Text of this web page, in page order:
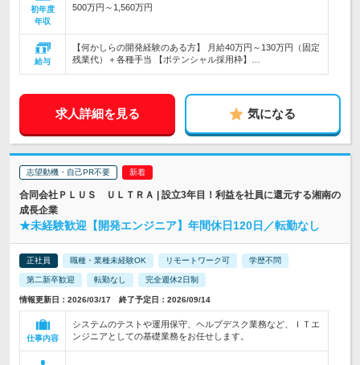
初年度
年収
500万円～1,560万円
給与
【何かしらの開発経験のある方】 月給40万円～130万円（固定
残業代）＋各種手当 【ポテンシャル採用枠】…
求人詳細を見る 気になる
志望動機・自己PR不要
合同会社ＰＬＵＳ ＵＬＴＲＡ | 設立3年目！利益を社員に還元する湘南の
成長企業
★未経験歓迎【開発エンジニア】年間休日120日／転勤なし
正社員 職種・業種未経験OK リモートワーク可 学歴不問
第二新卒歓迎 転勤なし 完全週休2日制
情報更新日：2026/03/17 終了予定日：2026/09/14
仕事内容
システムのテストや運用保守、ヘルプデスク業務など、ＩＴエ
ンジニアとしての基礎業務をお任せします。